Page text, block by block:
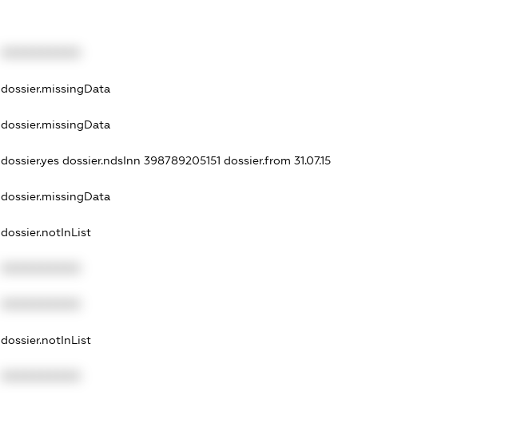
dossier.missingData
dossier.missingData
dossier.yes dossier.ndsInn 398789205151 dossier.from 31.07.15
dossier.missingData
dossier.notInList
dossier.notInList